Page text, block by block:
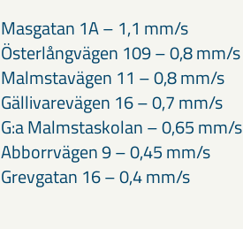
Masgatan 1A – 1,1 mm/s
Österlångvägen 109 – 0,8 mm/s
Malmstavägen 11 – 0,8 mm/s
Gällivarevägen 16 – 0,7 mm/s
G:a Malmstaskolan – 0,65 mm/s
Abborrvägen 9 – 0,45 mm/s
Grevgatan 16 – 0,4 mm/s